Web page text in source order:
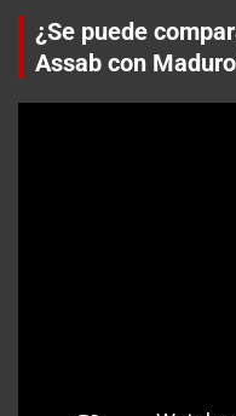
¿Se puede
Assab con